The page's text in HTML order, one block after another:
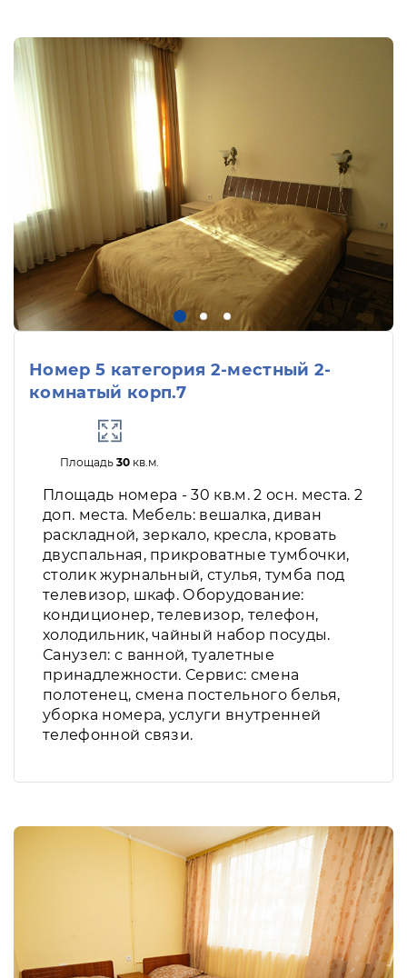
Номер 5 категория 2-местный 2-
комнатый корп.7
Площадь30 кв.м.
Площадь номера - 30 кв.м. 2 осн. места. 2
доп. места. Мебель: вешалка, диван
раскладной, зеркало, кресла, кровать
двуспальная, прикроватные тумбочки,
столик журнальный, стулья, тумба под
телевизор, шкаф. Оборудование:
кондиционер, телевизор, телефон,
холодильник, чайный набор посуды.
Санузел: с ванной, туалетные
принадлежности. Сервис: смена
полотенец, смена постельного белья,
уборка номера, услуги внутренней
телефонной связи.